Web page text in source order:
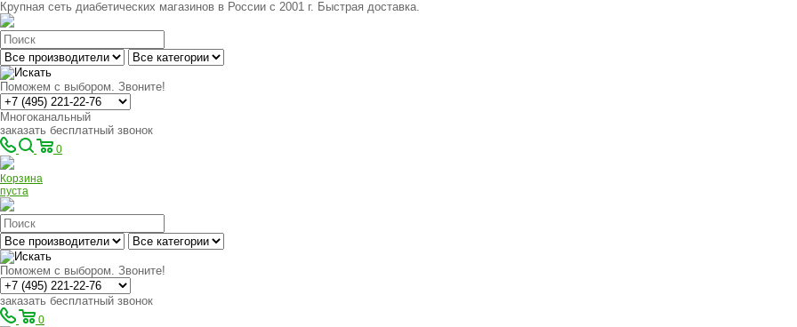
Крупная сеть диабетических магазинов в России с 2001 г. Быстрая доставка.
Поможем с выбором. Звоните!
Многоканальный
заказать бесплатный звонок
0
Корзина
пуста
Поможем с выбором. Звоните!
заказать бесплатный звонок
0